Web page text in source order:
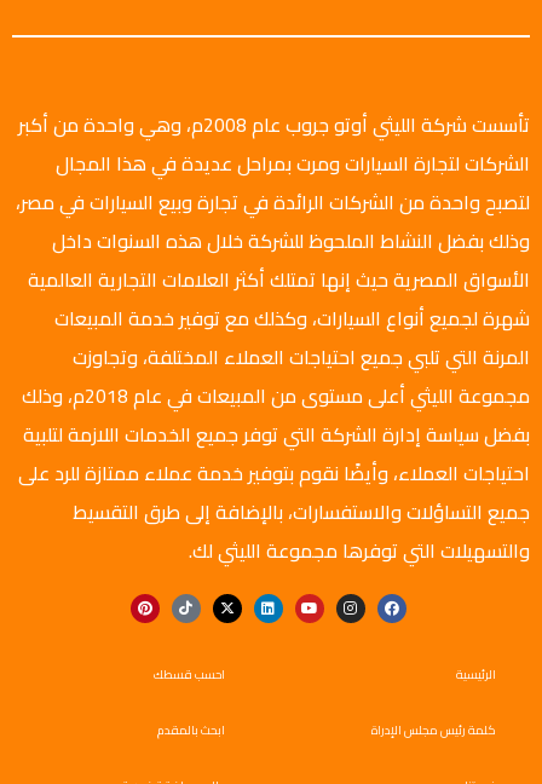
تأسست شركة الليثي أوتو جروب عام 2008م، وهي واحدة من أكبر
الشركات لتجارة السيارات ومرت بمراحل عديدة في هذا المجال
لتصبح واحدة من الشركات الرائدة في تجارة وبيع السيارات في مصر،
وذلك بفضل النشاط الملحوظ للشركة خلال هذه السنوات داخل
الأسواق المصرية حيث إنها تمتلك أكثر العلامات التجارية العالمية
شهرة لجميع أنواع السيارات، وكذلك مع توفير خدمة المبيعات
المرنة التي تلبي جميع احتياجات العملاء المختلفة، وتجاوزت
مجموعة الليثي أعلى مستوى من المبيعات في عام 2018م، وذلك
بفضل سياسة إدارة الشركة التي توفر جميع الخدمات اللازمة لتلبية
احتياجات العملاء، وأيضًا نقوم بتوفير خدمة عملاء ممتازة للرد على
جميع التساؤلات والاستفسارات، بالإضافة إلى طرق التقسيط
والتسهيلات التي توفرها مجموعة الليثي لك.
الرئيسية
كلمة رئيس مجلس الإدراة
احسب قسطك
ابحث بالمقدم